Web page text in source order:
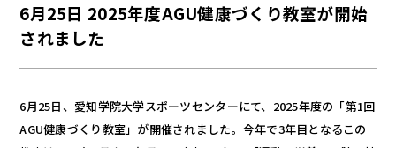
6月25日 2025年度AGU健康づくり教室が開始
されました
6月25日、愛知学院大学スポーツセンターにて、2025年度の「第1回
AGU健康づくり教室」が開催されました。今年で3年目となるこの